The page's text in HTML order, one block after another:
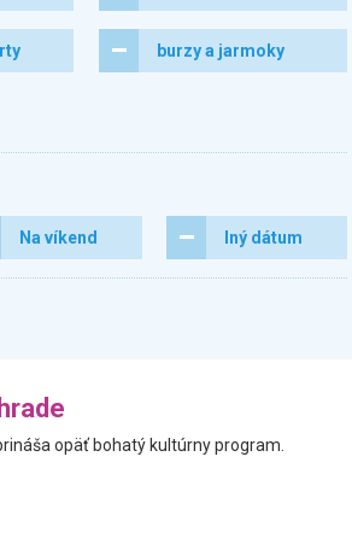
burzy a jarmoky
Na víkend Iný dátum
opäť bohatý kultúrny program.